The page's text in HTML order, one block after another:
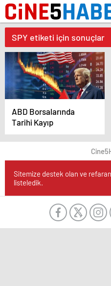
SPY etiketi için sonuçlar
ABD Borsalarında
Tarihi Kayıp
Sitemize destek olan ve
listeledik.